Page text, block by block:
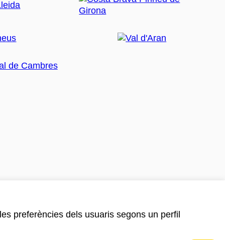
preferències dels usuaris segons un perfil